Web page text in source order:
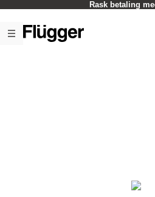
Rask betaling